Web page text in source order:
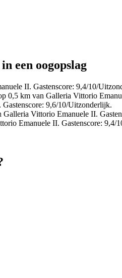
een oogopslag
II. Gastenscore: 9,4/10/
0,5 km van Galleria Vittorio
9,6/10/Uitzonderlijk.
Vittorio Emanuele II.
Emanuele II. Gastenscore: 9,4/